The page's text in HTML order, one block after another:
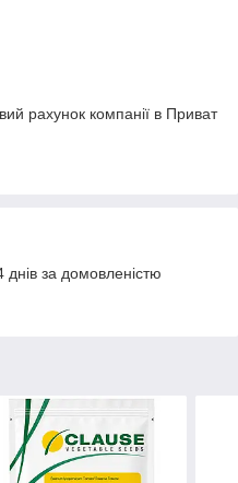
рахунок компанії в Приват
за домовленістю